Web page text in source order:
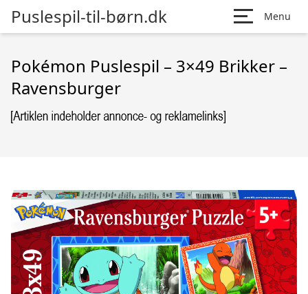
Puslespil-til-børn.dk Menu
Pokémon Puslespil – 3×49 Brikker –
Ravensburger